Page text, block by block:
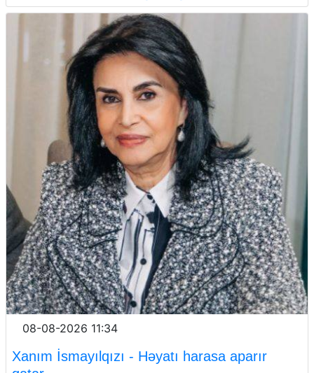
08-08-2026 11:34
Xanım İsmayılqızı - Həyatı harasa aparır